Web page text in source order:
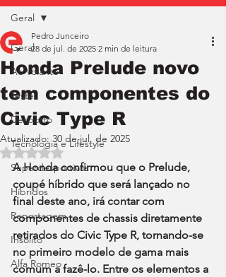
Geral
Ao Volante
Teste
Desporto
Tecnologia e Lifestyle
Superdesportivos
Híbridos
Reportagem
Insólito
Alfa Romeo
Geral
Honda Prelude novo
tem componentes do
Civic Type R
Pedro Junceiro
28 de jul. de 2025 2 min de leitura
Atualizado:30 de jul. de 2025
Avaliado com NaN de 5 estrelas.
A Honda confirmou que o Prelude,
coupé híbrido que será lançado no
final deste ano, irá contar com
componentes de chassis diretamente
retirados do Civic Type R, tornando-se
no primeiro modelo de gama mais
comum a fazê-lo. Entre os elementos a